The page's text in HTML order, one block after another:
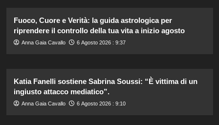
Fuoco, Cuore e Verità: la guida astrologica per
riprendere il controllo della tua vita a inizio agosto
Anna Gaia Cavallo 6 Agosto 2026 : 9:37
Katia Fanelli sostiene Sabrina Soussi: “È vittima di un
ingiusto attacco mediatico”.
Anna Gaia Cavallo 6 Agosto 2026 : 9:10